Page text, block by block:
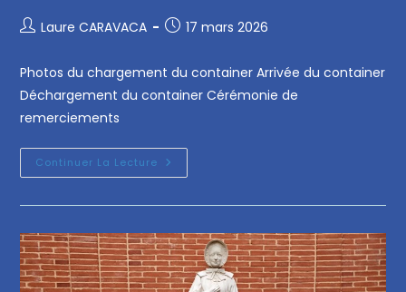
Laure CARAVACA 17 mars 2026
Photos du chargement du container Arrivée du container
Déchargement du container Cérémonie de
remerciements
Continuer La Lecture